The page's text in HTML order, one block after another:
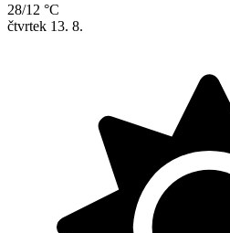
28/12 °C
čtvrtek 13. 8.